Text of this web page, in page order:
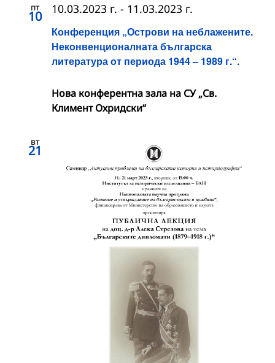
пт
10
Конференция „Острови на неблажените.
Неконвенционалната българска
литература от периода 1944 – 1989 г.“.
10.03.2023 г. - 11.03.2023 г.
Нова конферентна зала на СУ „Св.
Климент Охридски“
вт
21